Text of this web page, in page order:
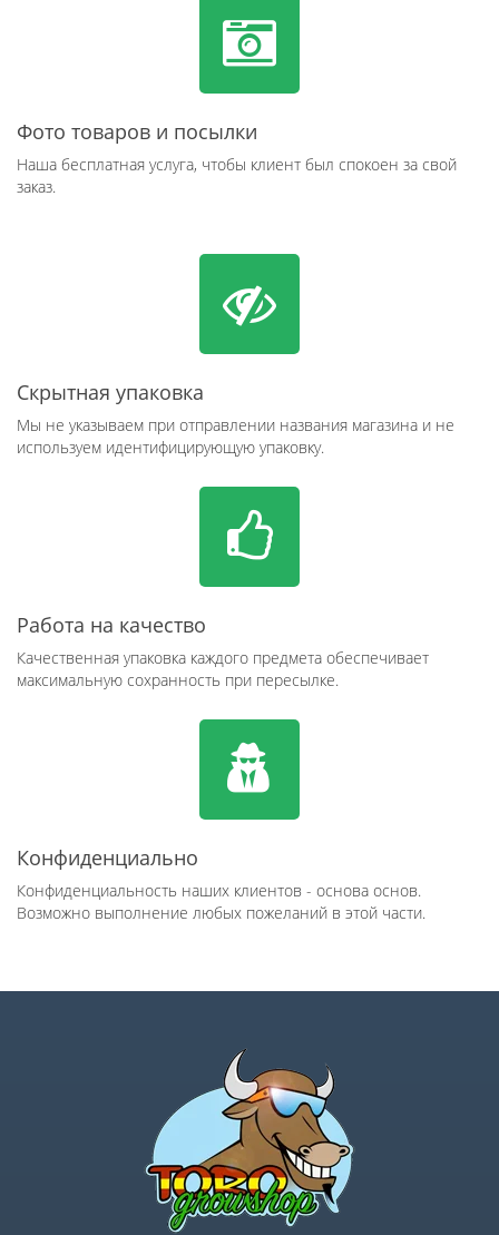
Фото товаров и посылки
Наша бесплатная услуга, чтобы клиент был спокоен за свой
заказ.
Скрытная упаковка
Мы не указываем при отправлении названия магазина и не
используем идентифицирующую упаковку.
Работа на качество
Качественная упаковка каждого предмета обеспечивает
максимальную сохранность при пересылке.
Конфиденциально
Конфиденциальность наших клиентов - основа основ.
Возможно выполнение любых пожеланий в этой части.